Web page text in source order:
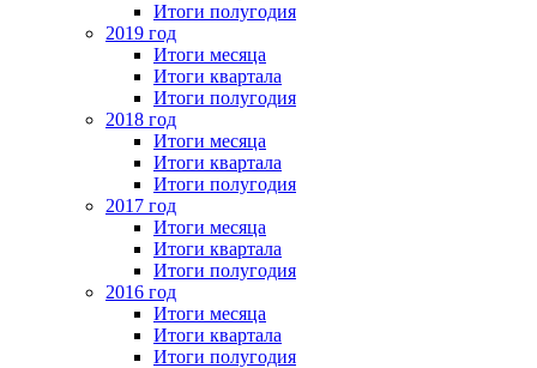
Итоги полугодия
2019 год
Итоги месяца
Итоги квартала
Итоги полугодия
2018 год
Итоги месяца
Итоги квартала
Итоги полугодия
2017 год
Итоги месяца
Итоги квартала
Итоги полугодия
2016 год
Итоги месяца
Итоги квартала
Итоги полугодия